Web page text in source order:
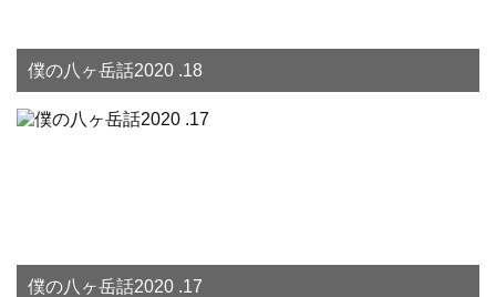
僕の八ヶ岳話2020 .18
僕の八ヶ岳話2020 .17